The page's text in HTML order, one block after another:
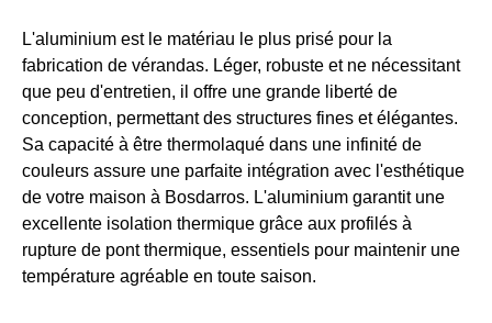
L'aluminium est le matériau le plus prisé pour la
fabrication de vérandas. Léger, robuste et ne nécessitant
que peu d'entretien, il offre une grande liberté de
conception, permettant des structures fines et élégantes.
Sa capacité à être thermolaqué dans une infinité de
couleurs assure une parfaite intégration avec l'esthétique
de votre maison à Bosdarros. L'aluminium garantit une
excellente isolation thermique grâce aux profilés à
rupture de pont thermique, essentiels pour maintenir une
température agréable en toute saison.